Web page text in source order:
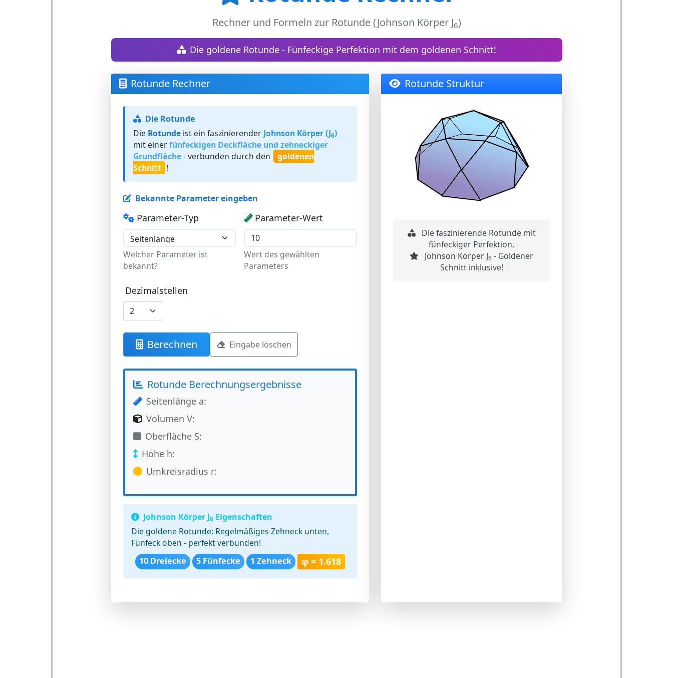
Rechner und Formeln zur Rotunde (Johnson Körper J6)
Die goldene Rotunde - Fünfeckige Perfektion mit dem goldenen Schnitt!
Rotunde Rechner
Die Rotunde
Die Rotundeist ein faszinierender Johnson Körper (J6)
mit einerfünfeckigen Deckfläche und zehneckiger
Grundfläche- verbunden durch den
goldenen
Schnitt !
Bekannte Parameter eingeben
Parameter-Typ
Welcher Parameter ist
bekannt?
Parameter-Wert
Wert des gewählten
Parameters
Dezimalstellen
Berechnen Eingabe löschen
Rotunde Berechnungsergebnisse
Seitenlänge a:
Volumen V:
Oberfläche S:
Höhe h:
Umkreisradius r:
Johnson Körper J6Eigenschaften
Die goldene Rotunde: Regelmäßiges Zehneck unten,
Fünfeck oben - perfekt verbunden!
10 Dreiecke
5 Fünfecke 1 Zehneck φ = 1.618
Rotunde Struktur
Die faszinierende Rotunde mit
fünfeckiger Perfektion.
Johnson Körper J6 - Goldener
Schnitt inklusive!